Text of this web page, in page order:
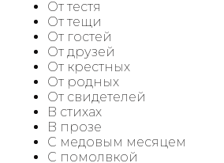
От тестя
От тещи
От гостей
От друзей
От крестных
От родных
От свидетелей
В стихах
В прозе
С медовым месяцем
С помолвкой